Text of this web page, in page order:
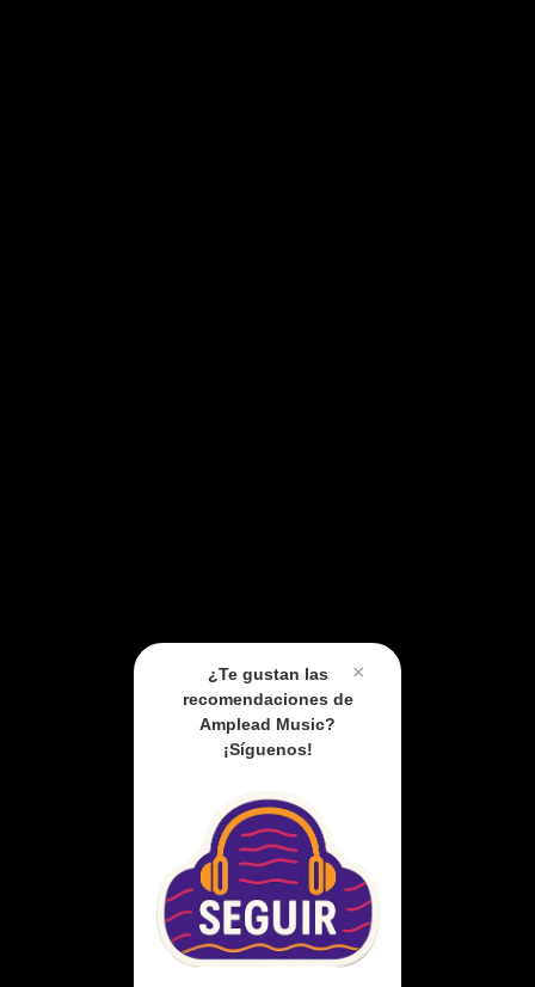
×
¿Te gustan las
recomendaciones de
Amplead Music?
¡Síguenos!